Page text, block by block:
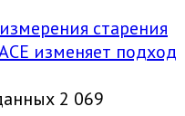
старения
изменяет подход
2 069